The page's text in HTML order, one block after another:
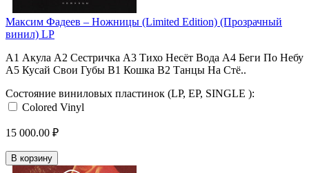
Максим Фадеев ‎– Ножницы (Limited Edition) (Прозрачный
винил) LP
A1 Акула A2 Сестричка A3 Тихо Несёт Вода A4 Беги По Небу
A5 Кусай Свои Губы B1 Кошка B2 Танцы На Стё..
Состояние виниловых пластинок (LP, EP, SINGLE ):
Colored Vinyl
15 000.00 ₽
В корзину